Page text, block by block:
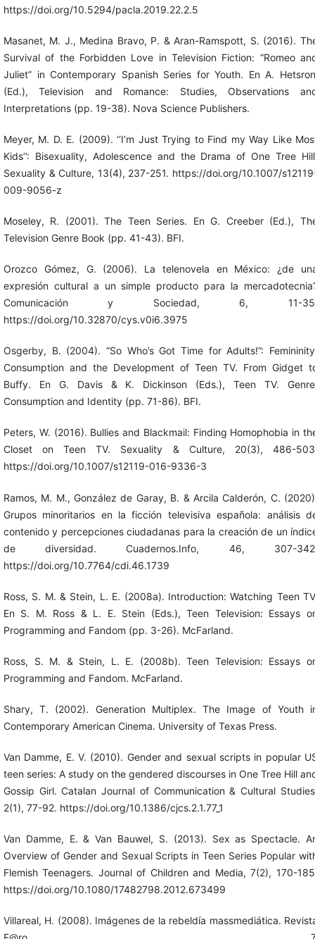
https://doi.org/10.5294/pacla.2019.22.2.5
Masanet, M. J., Medina Bravo, P. & Aran-Ramspott, S. (2016).
Survival of the Forbidden Love in Television Fiction: “Romeo
Juliet” in Contemporary Spanish Series for Youth. En A.
(Ed.), Television and Romance: Studies, Observations
Interpretations (pp. 19-38). Nova Science Publishers.
Meyer, M. D. E. (2009). ‘‘I’m Just Trying to Find my Way Like
Kids’’: Bisexuality, Adolescence and the Drama of One Tree
Sexuality & Culture, 13(4), 237-251. https://doi.org/10.1007/
009-9056-z
Moseley, R. (2001). The Teen Series. En G. Creeber (Ed.),
Television Genre Book (pp. 41-43). BFI.
Orozco Gómez, G. (2006). La telenovela en México: ¿de
expresión cultural a un simple producto para la
Comunicación y Sociedad, 6, 11-
https://doi.org/10.32870/cys.v0i6.3975
Osgerby, B. (2004). “So Who’s Got Time for Adults!”:
Consumption and the Development of Teen TV. From Gidget
Buffy. En G. Davis & K. Dickinson (Eds.), Teen TV.
Consumption and Identity (pp. 71-86). BFI.
Peters, W. (2016). Bullies and Blackmail: Finding Homophobia in
Closet on Teen TV. Sexuality & Culture, 20(3), 486-
https://doi.org/10.1007/s12119-016-9336-3
Ramos, M. M., González de Garay, B. & Arcila Calderón, C.
Grupos minoritarios en la ficción televisiva española: análisis
contenido y percepciones ciudadanas para la creación de un
de diversidad. Cuadernos.Info, 46, 307-
https://doi.org/10.7764/cdi.46.1739
Ross, S. M. & Stein, L. E. (2008a). Introduction: Watching Teen
En S. M. Ross & L. E. Stein (Eds.), Teen Television: Essays
Programming and Fandom (pp. 3-26). McFarland.
Ross, S. M. & Stein, L. E. (2008b). Teen Television: Essays
Programming and Fandom. McFarland.
Shary, T. (2002). Generation Multiplex. The Image of Youth
Contemporary American Cinema. University of Texas Press.
Van Damme, E. V. (2010). Gender and sexual scripts in popular
teen series: A study on the gendered discourses in One Tree Hill
Gossip Girl. Catalan Journal of Communication & Cultural
2(1), 77-92. https://doi.org/10.1386/cjcs.2.1.77_1
Van Damme, E. & Van Bauwel, S. (2013). Sex as Spectacle.
Overview of Gender and Sexual Scripts in Teen Series Popular
Flemish Teenagers. Journal of Children and Media, 7(2), 170-
https://doi.org/10.1080/17482798.2012.673499
Villareal, H. (2008). Imágenes de la rebeldía massmediática.